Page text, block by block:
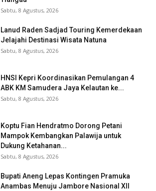
Sabtu, 8 Agustus, 2026
Lanud Raden Sadjad Touring Kemerdekaan
Jelajahi Destinasi Wisata Natuna
Sabtu, 8 Agustus, 2026
HNSI Kepri Koordinasikan Pemulangan 4
ABK KM Samudera Jaya Kelautan ke...
Sabtu, 8 Agustus, 2026
Koptu Fian Hendratmo Dorong Petani
Mampok Kembangkan Palawija untuk
Dukung Ketahanan...
Sabtu, 8 Agustus, 2026
Bupati Aneng Lepas Kontingen Pramuka
Anambas Menuju Jambore Nasional XII